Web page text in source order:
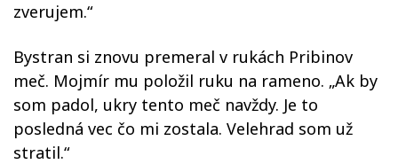
zverujem.“
Bystran si znovu premeral v rukách Pribinov
meč. Mojmír mu položil ruku na rameno. „Ak by
som padol, ukry tento meč navždy. Je to
posledná vec čo mi zostala. Velehrad som už
stratil.“